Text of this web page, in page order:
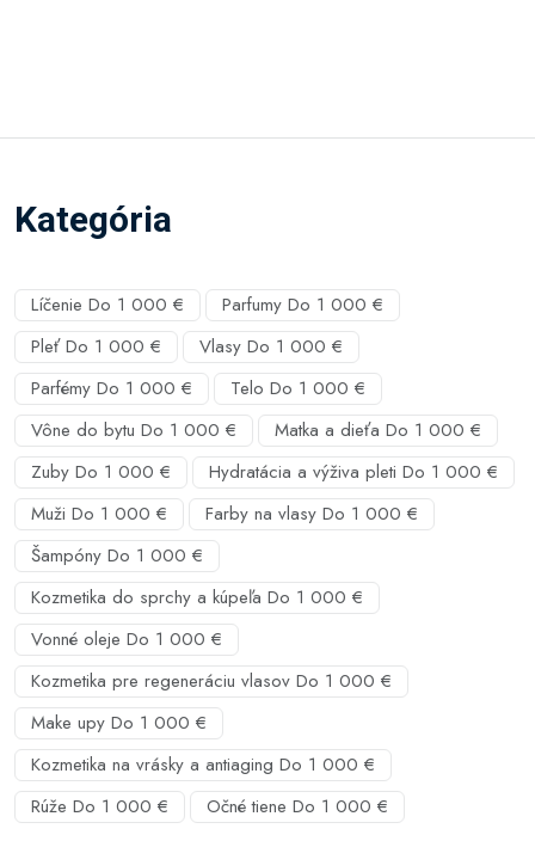
Kategória
Líčenie Do 1 000 €
Parfumy Do 1 000 €
Pleť Do 1 000 €
Vlasy Do 1 000 €
Parfémy Do 1 000 €
Telo Do 1 000 €
Vône do bytu Do 1 000 €
Matka a dieťa Do 1 000 €
Zuby Do 1 000 €
Hydratácia a výživa pleti Do 1 000 €
Muži Do 1 000 €
Farby na vlasy Do 1 000 €
Šampóny Do 1 000 €
Kozmetika do sprchy a kúpeľa Do 1 000 €
Vonné oleje Do 1 000 €
Kozmetika pre regeneráciu vlasov Do 1 000 €
Make upy Do 1 000 €
Kozmetika na vrásky a antiaging Do 1 000 €
Rúže Do 1 000 €
Očné tiene Do 1 000 €